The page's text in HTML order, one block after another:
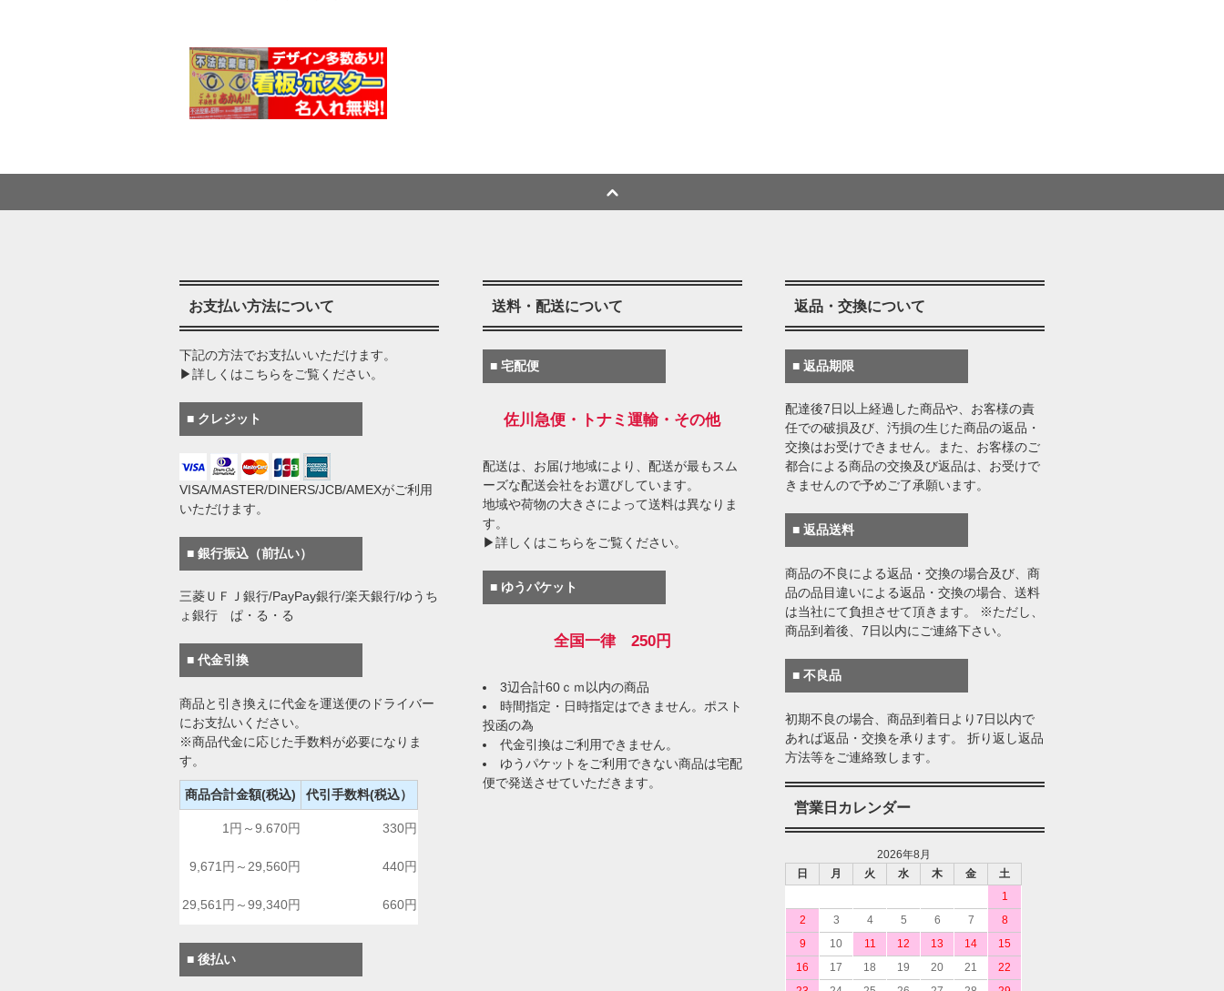
お支払い方法について
下記の方法でお支払いいただけます。
▶詳しくはこちらをご覧ください。
■ クレジット
VISA/MASTER/DINERS/JCB/AMEXがご利用
いただけます。
■ 銀行振込（前払い）
三菱ＵＦＪ銀行/PayPay銀行/楽天銀行/ゆうち
ょ銀行 ぱ・る・る
■ 代金引換
商品と引き換えに代金を運送便のドライバー
にお支払いください。
※商品代金に応じた手数料が必要になりま
す。
商品合計金額(税込) 代引手数料(税込）
1円～9.670円 330円
9,671円～29,560円 440円
29,561円～99,340円 660円
■ 後払い
送料・配送について
■ 宅配便
佐川急便・トナミ運輸・その他
配送は、お届け地域により、配送が最もスム
ーズな配送会社をお選びしています。
地域や荷物の大きさによって送料は異なりま
す。
▶詳しくはこちらをご覧ください。
■ ゆうパケット
全国一律 250円
3辺合計60ｃｍ以内の商品
時間指定・日時指定はできません。ポスト
投函の為
代金引換はご利用できません。
ゆうパケットをご利用できない商品は宅配
便で発送させていただきます。
返品・交換について
■ 返品期限
配達後7日以上経過した商品や、お客様の責
任での破損及び、汚損の生じた商品の返品・
交換はお受けできません。また、お客様のご
都合による商品の交換及び返品は、お受けで
きませんので予めご了承願います。
■ 返品送料
商品の不良による返品・交換の場合及び、商
品の品目違いによる返品・交換の場合、送料
は当社にて負担させて頂きます。 ※ただし、
商品到着後、7日以内にご連絡下さい。
■ 不良品
初期不良の場合、商品到着日より7日以内で
あれば返品・交換を承ります。 折り返し返品
方法等をご連絡致します。
営業日カレンダー
2026年8月
日
月 火 水 木 金
土
1
2
3 4 5 6 7
8
9
10 11 12 13 14
15
16
17 18 19 20 21
22